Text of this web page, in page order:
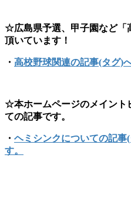
☆広島県予選、甲子園など「
頂いています！
・ 高校野球関連の記事(タグ)
☆本ホームページのメイント
ての記事です。
・ ヘミシンクについての記事
す。